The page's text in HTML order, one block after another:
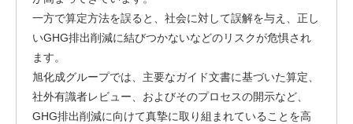
一方で算定方法を誤ると、社会に対して誤解を与え、正し
いGHG排出削減に結びつかないなどのリスクが危惧され
ます。
旭化成グループでは、主要なガイド文書に基づいた算定、
社外有識者レビュー、およびそのプロセスの開示など、
GHG排出削減に向けて真摯に取り組まれていることを高